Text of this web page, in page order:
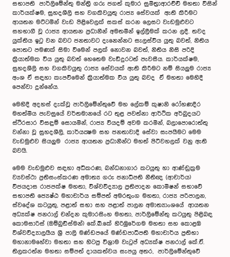
සභාපති පාර්ලිමේන්තු මන්ත්‍රී ගරු ජගත් කුමාර සුමිත්‍රාආරච්චි මහතා විසින්
කාර්යක්ෂම, සුහදශීලි සහ වගකිවයුතු රාජ්‍ය සේවයක් ඇති කිරීමට
ආයතන මට්ටමින් වැඩ පිළිවෙලක් සකස් කරන ලෙසට වැඩමුළුවට
සහභාගී වූ රාජ්‍ය ආයතන ප්‍රධානීන් අමතමින් ඉල්ලීමක් කරන ලදී. තවද
යුක්තිය ඉටු වන බවට ජනතාවට දැනෙන්නට සැලස්විය යුතු බවත්, නිතිය
පොතට පමණක් සිමා වීමෙන් පලක් නොවන බවත්, නිතිය නිසි පරිදි
ක්‍රියාත්මක විය යුතු බවත් හෙතෙම වැඩිදුරටත් පැවසීය. කාර්යක්ෂම,
සුහදශීලි සහ වගකිවයුතු රාජ්‍ය සේවයක් ඇති කිරීමට නම් සියලුම රාජ්‍ය
අංශ ඒ සඳහා කැපවීමෙන් ක්‍රියාත්මක විය යුතු බවද ඒ මහතා මෙහිදී
පෙන්වා දුන්නේය.
මෙහිදී අදහස් දැක්වූ පාර්ලිමේන්තුවේ මහ ලේකම් කුෂානි රෝහණදීර
මහත්මිය පැවසුයේ වර්තමානයේ රට තුළ පවත්නා ආර්ථික අර්බුදයට
ස්ථිරසාර විසඳුම් සොයමින්, රාජ්‍ය වියදම් අවම කරමින්, බලාපොරොත්තු
වන්නා වූ සුහදශීලි, කාර්යක්‍ෂම සහ ජනතාවාදී සේවා සැපයීමට මෙම
වැඩමුළුව සියලුම රාජ්‍ය ආයතන ප්‍රධානීන්ට මහත් පිටිවහලක් වනු ඇති
බවයි.
මෙම වැඩමුළුව සඳහා අධිකරණ, බන්ධනාගාර කටයුතු හා ආණ්ඩුක්‍රම
ව්‍යවස්ථා ප්‍රතිසංස්කරණ අමාත්‍ය ගරු ජනාධිපති නීතිඥ (ආචාර්ය)
විජයදාස රාජපක්ෂ මහතා, විශ්වවිද්‍යාල ප්‍රතිපාදන කොමිෂන් සභාවේ
සභාපති ජ්‍යෙෂ්ඨ මහාචාර්ය සම්පත් අමරතුංග මහතා, රාජ්‍ය පරිපාලන,
ස්වදේශ කටයුතු, පළාත් සභා සහ පළාත් පාලන අමාත්‍යාංශයේ ආයතන
අධ්‍යක්ෂ ජනරාල් චන්දන කුමාරසිංහ මහතා, පාර්ලිමේන්තු කටයුතු පිළිබඳ
කොමසාරිස් (ඔම්බුඩ්ස්මන්) කේ.බී.කේ හිරිඹුරේගම මහතා සහ කොළඹ
විශ්වවිද්‍යාලයීය ශ්‍රී පාලි මණ්ඩපයේ මණ්ඩපාධිපති මහාචාර්ය ප්‍රතිභා
මහානාමහේවා මහතා සහ හිටපු විශ්‍රාම වැටුප් අධ්‍යක්ෂ ජනරාල් කේ.ඒ.
තිලකරත්න මහතා සම්පත් දායකත්වය සැපයු අතර, පාර්ලිමේන්තුවේ